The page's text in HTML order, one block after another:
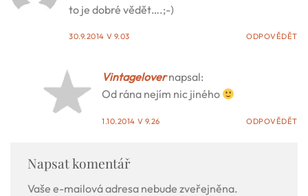
to je dobré vědět….;-)
30.9.2014 V 9.03 ODPOVĚDĚT
Vintagelover napsal:
Od rána nejím nic jiného
1.10.2014 V 9.26 ODPOVĚDĚT
Napsat komentář
Vaše e-mailová adresa nebude zveřejněna.